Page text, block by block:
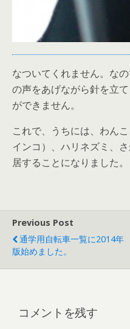
なついてくれません。な
の声をあげながら針を立
ができません。
これで、うちには、わん
インコ）、ハリネズミ、
居することになりました。
Previous Post
通学用自転車一覧に2014年
版始めました。
コメントを残す